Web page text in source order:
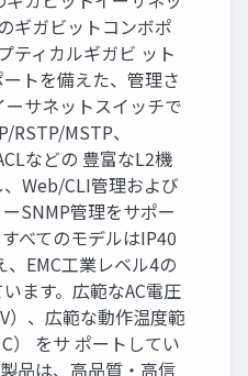
ギガビットコンボポ
ティカルギガビ ット
トを備えた、管理さ
サネットスイッチで
RSTP/MSTP、
などの 豊富なL2機
Web/CLI管理および
SNMP管理をサポー
べてのモデルはIP40
EMC工業レベル4の
ます。広範なAC電圧
）、広範な動作温度範
） をサ ポートしてい
品は、高品質・高信